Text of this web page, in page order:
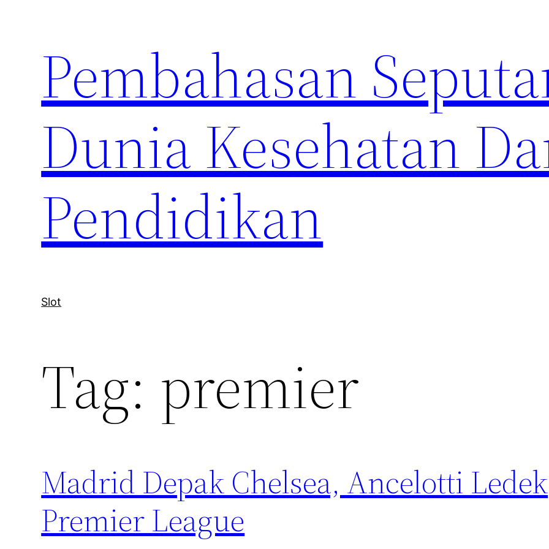
Pembahasan
Dunia Kesehatan
Pendidikan
Slot
Tag: premier
Madrid Depak Chelsea, Ancelotti Ledek
Premier League